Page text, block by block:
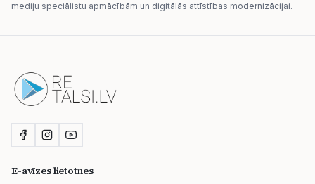
mediju speciālistu apmācībām un digitālās attīstības modernizācijai.
E-avīzes lietotnes